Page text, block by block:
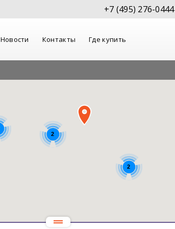
+7 (495) 276-0444
Новости Контакты Где купить
2
2